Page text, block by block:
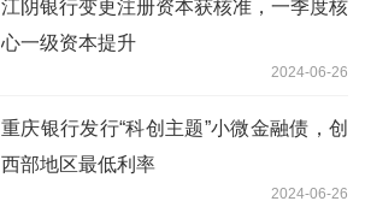
江阴银行变更注册资本获核准，一季度核
心一级资本提升
2024-06-26
重庆银行发行“科创主题”小微金融债，创
西部地区最低利率
2024-06-26